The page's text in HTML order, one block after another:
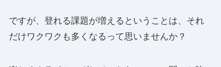
ですが、登れる課題が増えるということは、それ
だけワクワクも多くなるって思いませんか？